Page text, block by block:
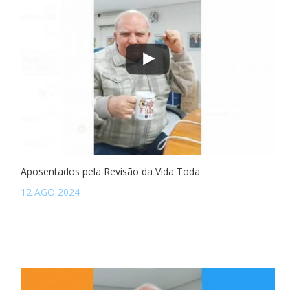
Aposentados pela Revisão da Vida Toda
12 AGO 2024